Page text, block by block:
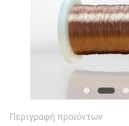
Περιγραφή προϊόντων